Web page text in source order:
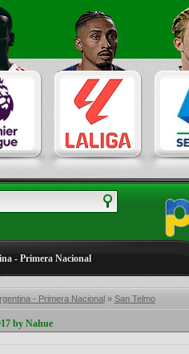
- Primera Nacional
- Primera Nacional» San Telmo
by Nahue